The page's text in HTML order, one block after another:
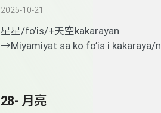
2025-10-21
星星/fo’is/+天空kakarayan
→Miyamiyat sa ko fo’is i kakaraya/n
28- 月亮